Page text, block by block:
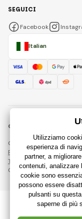
Italian
SEGUICI
Facebook
© 2018 - 2026
Questa pagina è
Regole sulla protezione
Termini e condizioni.
Creazione di negozi